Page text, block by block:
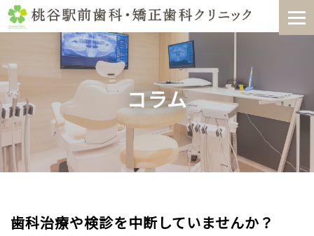
Skip
to
コラム
歯科治療や検診を中断していませんか？